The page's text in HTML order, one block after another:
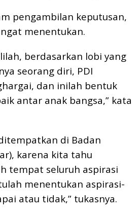
pengambilan keputusan,
menentukan.
berdasarkan lobi yang
seorang diri, PDI
dan inilah bentuk
antar anak bangsa,” kata
di Badan
karena kita tahu
tempat seluruh aspirasi
menentukan aspirasi-
atau tidak,” tukasnya.